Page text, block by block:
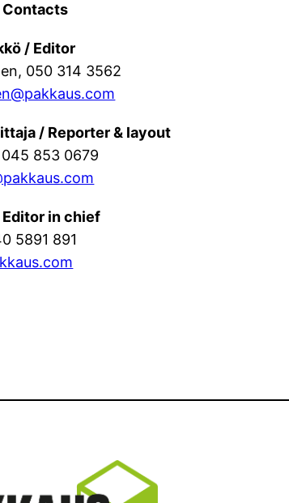
/ Editor
050 314 3562
/ Reporter & layout
853 0679
in chief
5891 891